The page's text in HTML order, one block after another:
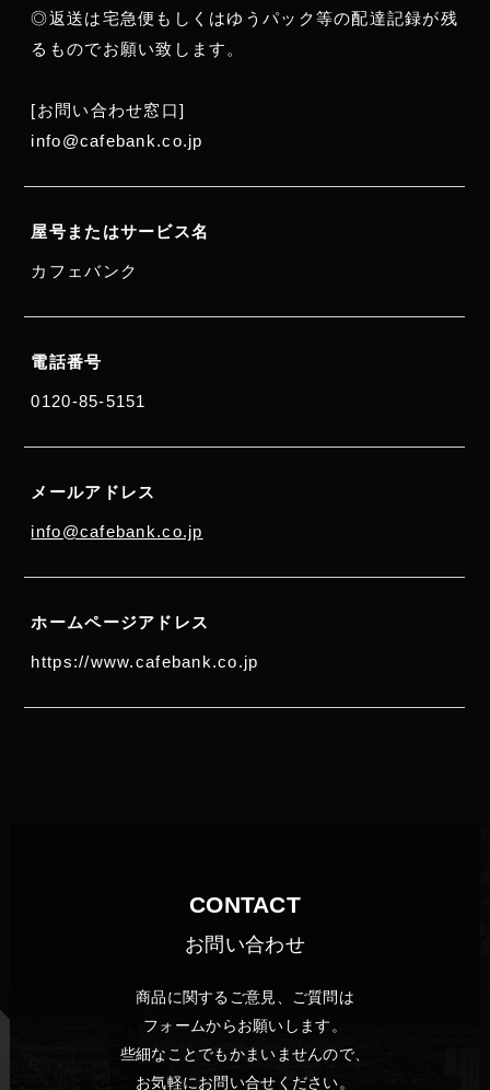
◎返送は宅急便もしくはゆうパック等の配達記録が残
るものでお願い致します。
[お問い合わせ窓口]
info@cafebank.co.jp
屋号またはサービス名
カフェバンク
電話番号
0120-85-5151
メールアドレス
info@cafebank.co.jp
ホームページアドレス
https://www.cafebank.co.jp
CONTACT
お問い合わせ
商品に関するご意見、ご質問は
フォームからお願いします。
些細なことでもかまいませんので、
お気軽にお問い合せください。